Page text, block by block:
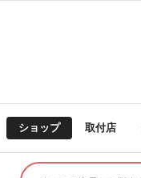
ショップ 取付店